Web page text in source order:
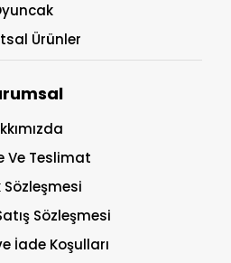
Ürünler
Ve Teslimat
Sözleşmesi
Sözleşmesi
İade Koşulları